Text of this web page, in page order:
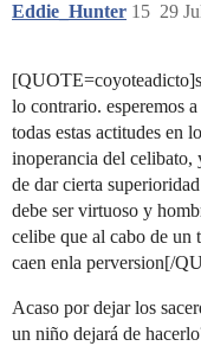
Eddie_Hunter 29
15
lo contrario. esperemos
todas estas actitudes en
inoperancia del celibato,
de dar cierta
debe ser virtuoso y
celibe que al cabo de un
caen enla perversion[/
Acaso por dejar los
un niño dejará de